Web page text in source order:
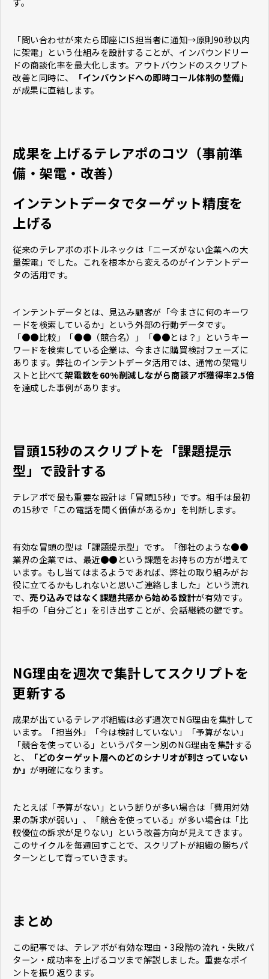
「問い合わせが来たら即座にIS担当者に通知→原則90秒以内
に架電」という仕組みを設計することが、インバウンドリー
ドの商談化率を最大化します。アウトバウンドのスクリプト
改善と同時に、
「インバウンドへの即時コール体制の整備」
が成果に直結します。
成果を上げるテレアポのコツ（事前準
備・架電・改善）
インテントデータでターゲット精度を
上げる
従来のテレアポのボトルネックは「ニーズがない企業への大
量架電」でした。これを根本から変えるのがインテントデー
タの活用です。
インテントデータとは、見込み顧客が「今まさに何のキーワ
ードを検索しているか」という外部の行動データです。
「●●比較」「●●（競合名）」「●●とは？」というキー
ワードを検索している企業は、今まさに購買検討フェーズに
あります。弊社のインテントデータ活用では、通常の架電リ
ストと比べて架電数を60%削減しながら商談アポ獲得率2.5倍
を達成した事例があります。
冒頭15秒のスクリプトを「課題提示
型」で設計する
テレアポで最も重要な設計は「冒頭15秒」です。相手は最初
の15秒で「この電話を聞く価値があるか」を判断します。
有効な冒頭の型は「課題提示型」です。「御社のような●●
業界の企業では、最近●●という課題をお持ちの方が増えて
います。もし当てはまるようであれば、弊社の取り組みがお
役に立てるかもしれないと思いご連絡しました」という流れ
で、売り込みではなく課題共感から始める設計が有効です。
相手の「自分ごと」を引き出すことが、会話継続の鍵です。
NG理由を週次で集計してスクリプトを
更新する
成果が出ているテレアポ組織は必ず週次でNG理由を集計して
います。「担当外」「今は検討していない」「予算がない」
「競合を使っている」というパターン別のNG理由を集計する
と、
「どのターゲット層へのどのシナリオが刺さっていない
か」が明確になります。
たとえば「予算がない」という断りが多い場合は「費用対効
果の訴求が弱い」、「競合を使っている」が多い場合は「比
較優位の訴求が足りない」という改善方向が見えてきます。
このサイクルを毎週回すことで、スクリプトが組織の勝ちパ
ターンとして育っていきます。
まとめ
この記事では、テレアポが有効な理由・3段階の流れ・失敗パ
ターン・成功率を上げるコツまで解説しました。重要なポイ
ントを振り返ります。